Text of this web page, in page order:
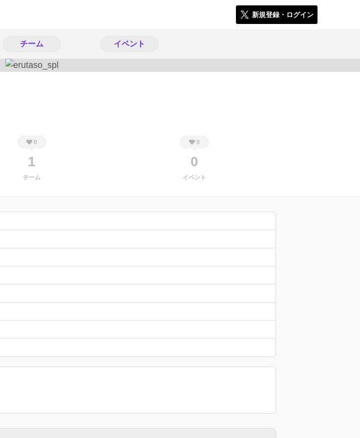
新規登録・ログイン
チーム イベント
0
1
チーム
0
0
イベント